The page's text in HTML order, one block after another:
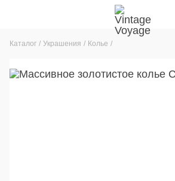
Каталог Украшения Колье